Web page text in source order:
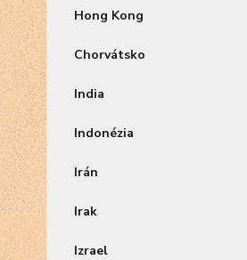
Hong Kong
Chorvátsko
India
Indonézia
Irán
Irak
Izrael